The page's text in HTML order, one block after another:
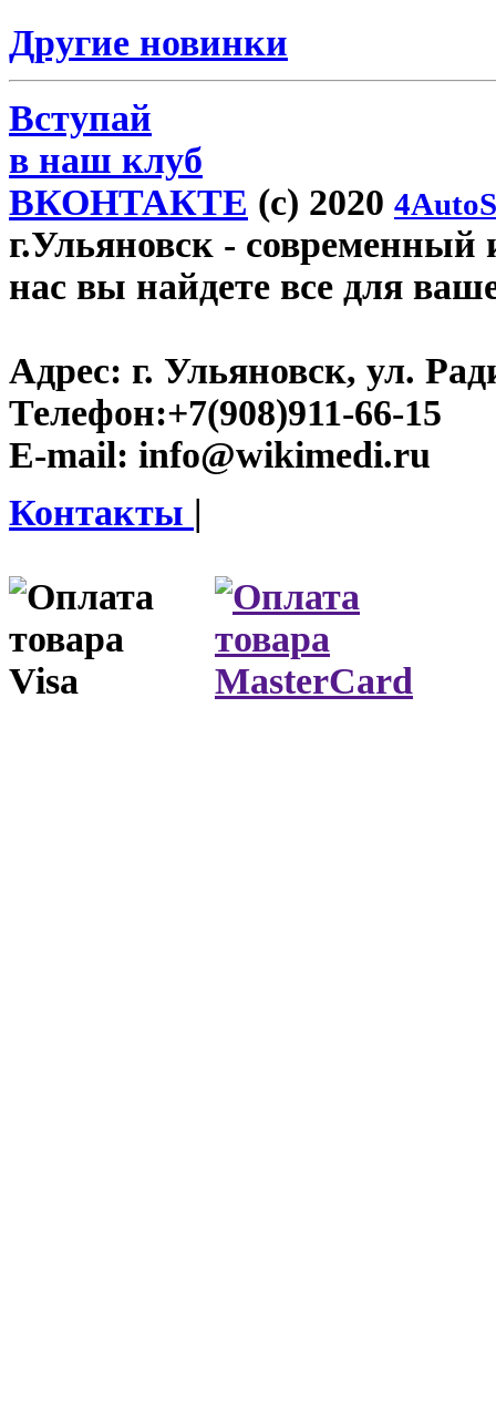
Другие новинки
Вступай
в наш клуб
ВКОНТАКТЕ (c) 2020
г.Ульяновск - современный
нас вы найдете все для
Адрес: г. Ульяновск, ул.
Телефон:+7(908)911-66-15
E-mail: info@wikimedi.ru
Контакты |